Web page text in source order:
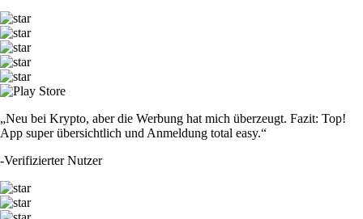
„Neu bei Krypto, aber die Werbung hat mich überzeugt. Fazit: Top!
App super übersichtlich und Anmeldung total easy.“
-Verifizierter Nutzer